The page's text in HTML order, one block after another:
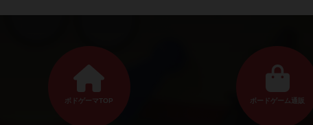
ボドゲーマTOP ボードゲーム通販